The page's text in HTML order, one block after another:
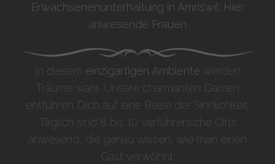
Erwachsenenunterhaltung in Amriswil: Hier
anwesende Frauen
In diesem einzigartigen Ambiente werden
Träume wahr. Unsere charmanten Damen
entführen Dich auf eine Reise der Sinnlichkeit.
Täglich sind 8 bis 10 verführerische Girls
anwesend, die genau wissen, wie man einen
Gast verwöhnt.